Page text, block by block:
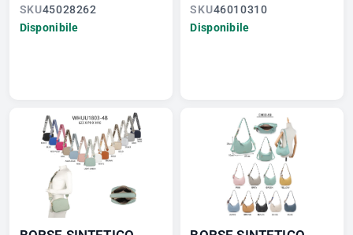
SKU45028262
Disponibile
SKU46010310
Disponibile